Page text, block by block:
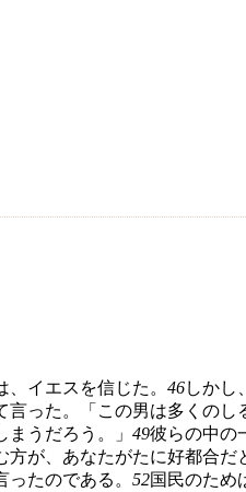
イエスを信じた。 46しかし
った。「この男は多くのし
うだろう。」 49彼らの中の
が、あなたがたに好都合だ
たのである。 52国民のため